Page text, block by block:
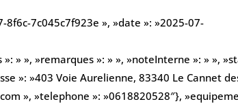
7c045c7f923e », »date »: »2025-07-
» », »remarques »: » », »noteInterne »: » »,
»: »403 Voie Aurelienne, 83340 Le Cannet
», »telephone »: »0618820528″},